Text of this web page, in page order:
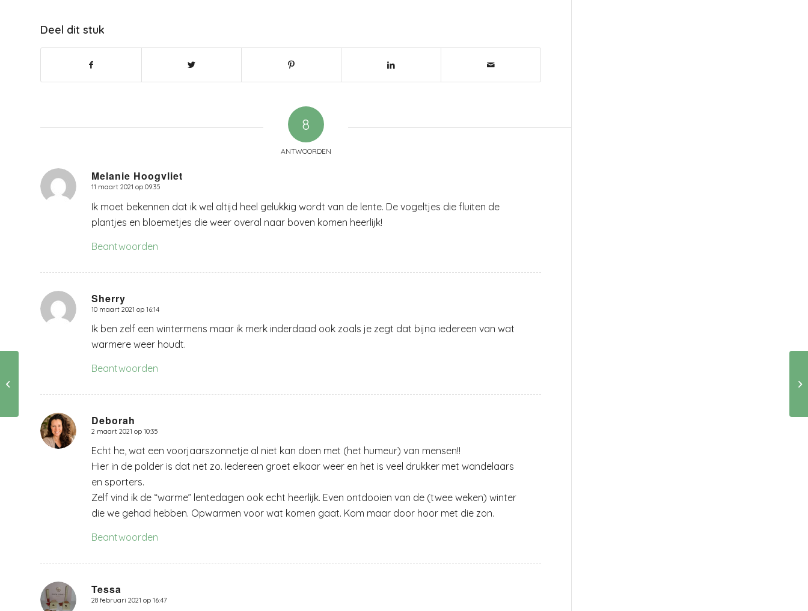
Deel dit stuk
8
ANTWOORDEN
Melanie Hoogvliet
zegt:
11 maart 2021 op 09:35
Ik moet bekennen dat ik wel altijd heel gelukkig wordt van de lente. De vogeltjes die fluiten de
plantjes en bloemetjes die weer overal naar boven komen heerlijk!
Beantwoorden
Sherry
zegt:
10 maart 2021 op 16:14
Ik ben zelf een wintermens maar ik merk inderdaad ook zoals je zegt dat bijna iedereen van wat
warmere weer houdt.
Beantwoorden
Deborah
zegt:
2 maart 2021 op 10:35
Echt he, wat een voorjaarszonnetje al niet kan doen met (het humeur) van mensen!!
Hier in de polder is dat net zo. Iedereen groet elkaar weer en het is veel drukker met wandelaars
en sporters.
Zelf vind ik de “warme” lentedagen ook echt heerlijk. Even ontdooien van de (twee weken) winter
die we gehad hebben. Opwarmen voor wat komen gaat. Kom maar door hoor met die zon.
Beantwoorden
Tessa
zegt:
28 februari 2021 op 16:47